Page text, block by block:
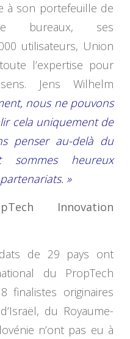
à son portefeuille de
bureaux, ses
utilisateurs, Union
l’expertise pour
Jens Wilhelm
nous ne pouvons
cela uniquement de
penser au-delà du
sommes heureux
»
Innovation
de 29 pays ont
du PropTech
finalistes originaires
du Royaume-
n’ont pas eu à